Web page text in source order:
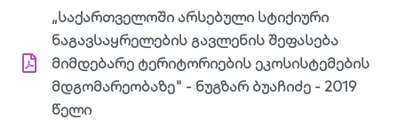
„საქართველოში არსებული სტიქიური
ნაგავსაყრელების გავლენის შეფასება
მიმდებარე ტერიტორიების ეკოსისტემების
მდგომარეობაზე" - ნუგზარ ბუაჩიძე - 2019
წელი